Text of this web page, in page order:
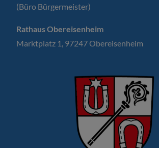
(Büro Bürgermeister)
Rathaus Obereisenheim
Marktplatz 1, 97247 Obereisenheim